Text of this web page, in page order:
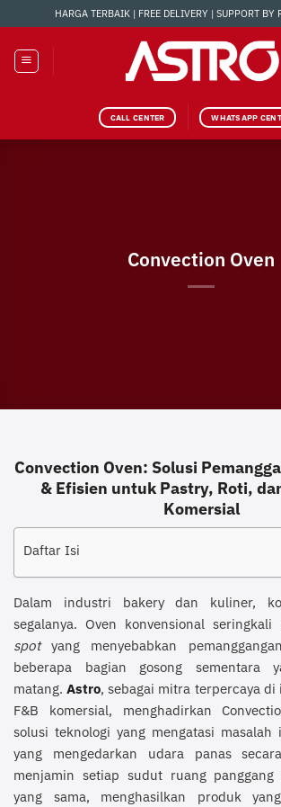
to
content
HARGA TERBAIK | FREE DELIVERY | SUPPORT BY
CALL CENTER WHATSAPP
Convection Oven
Convection Oven: Solusi
& Efisien untuk Pastry, Roti,
Komersial
Daftar Isi
Dalam industri bakery dan kuliner,
segalanya. Oven konvensional seringkali
spotyang menyebabkan
beberapa bagian gosong sementara
matang.Astro, sebagai mitra terpercaya
F&B komersial, menghadirkan
solusi teknologi yang mengatasi masalah
yang mengedarkan udara panas
menjamin setiap sudut ruang panggang
yang sama, menghasilkan produk